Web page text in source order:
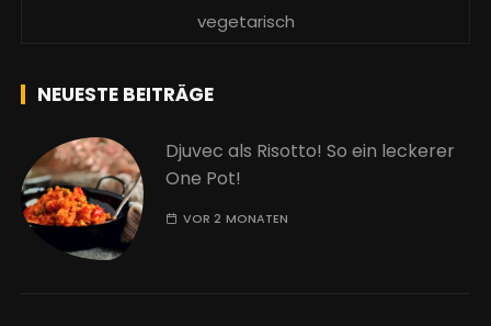
vegetarisch
NEUESTE BEITRÄGE
Djuvec als Risotto! So ein leckerer
One Pot!
VOR 2 MONATEN